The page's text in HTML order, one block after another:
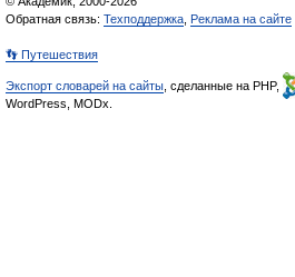
Обратная связь: Техподдержка Реклама на сайте
👣 Путешествия
Экспорт словарей на сайты , сделанные на PHP,
WordPress, MODx.